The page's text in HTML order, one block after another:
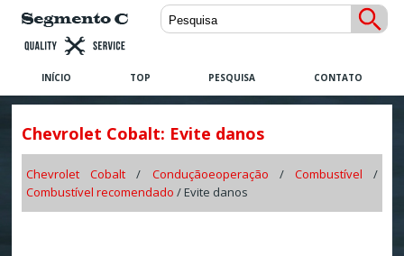
INÍCIO TOP PESQUISA CONTATO
Chevrolet Cobalt: Evite danos
Chevrolet Cobalt / Conduçãoeoperação / Combustível /
Combustível recomendado / Evite danos